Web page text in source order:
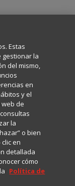
dirigido por
Estas
gestionar la
del mismo,
en
y el
de
la
o bien
en
detallada
cómo
Política de